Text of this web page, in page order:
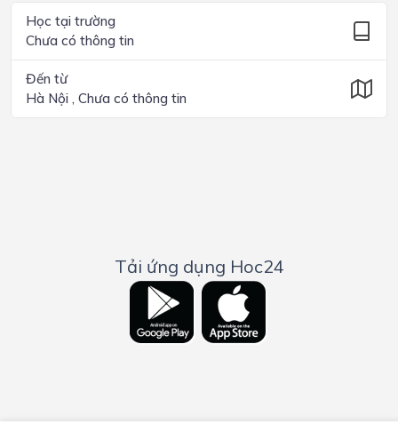
Học tại trường
Chưa có thông tin
Đến từ
Hà Nội , Chưa có thông tin
Tải ứng dụng Hoc24